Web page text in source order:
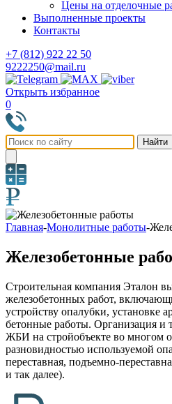
Цены на отделочные
Выполненные проекты
Контакты
+7 (812) 922 22 50
9222250@mail.ru
Открыть избранное
0
Главная-Монолитные работы-
Железобетонные
Строительная компания Эталон
железобетонных работ,
устройству опалубки, установке
бетонные работы. Организация и
ЖБИ на стройобъекте во многом
разновидностью используемой
переставная, подъемно-
и так далее).